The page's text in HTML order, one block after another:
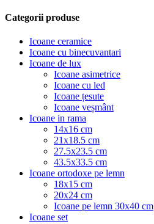
Categorii produse
Icoane ceramice
Icoane cu binecuvantari
Icoane de lux
Icoane asimetrice
Icoane cu led
Icoane țesute
Icoane veșmânt
Icoane in rama
14x16 cm
21x18.5 cm
27.5x23.5 cm
43.5x33.5 cm
Icoane ortodoxe pe lemn
18x15 cm
20x24 cm
Icoane pe lemn 30x40 cm
Icoane set